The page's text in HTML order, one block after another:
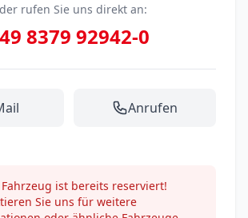
rufen Sie uns direkt an:
8379 92942-0
Anrufen
Fahrzeug ist bereits reserviert!
Sie uns für weitere